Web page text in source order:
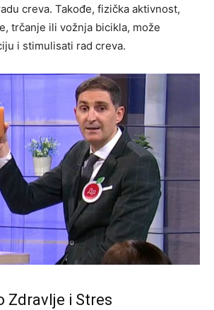
creva. Takođe, fizička aktivnost,
trčanje ili vožnja bicikla, može
i stimulisati rad creva.
Zdravlje i Stres